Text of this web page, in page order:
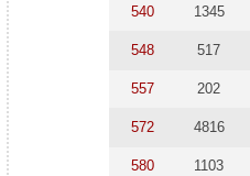
540 1345
548 517
557 202
572 4816
580 1103